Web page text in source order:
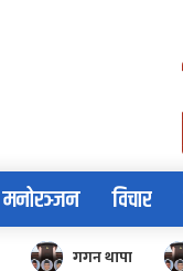
मनोरञ्जन विचार
गगन थापा